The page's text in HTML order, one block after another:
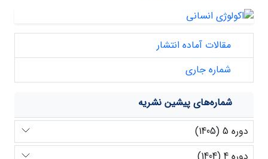
مقالات آماده انتشار
شماره جاری
شماره‌های پیشین نشریه
دوره 5 (1405)